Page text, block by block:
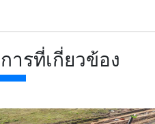
ารที่เกี่ยวข้อง